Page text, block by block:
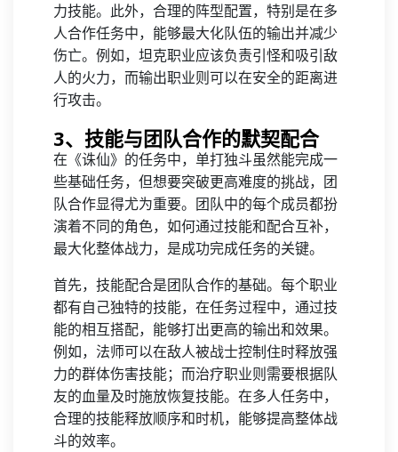
力技能。此外，合理的阵型配置，特别是在多
人合作任务中，能够最大化队伍的输出并减少
伤亡。例如，坦克职业应该负责引怪和吸引敌
人的火力，而输出职业则可以在安全的距离进
行攻击。
3、技能与团队合作的默契配合
在《诛仙》的任务中，单打独斗虽然能完成一
些基础任务，但想要突破更高难度的挑战，团
队合作显得尤为重要。团队中的每个成员都扮
演着不同的角色，如何通过技能和配合互补，
最大化整体战力，是成功完成任务的关键。
首先，技能配合是团队合作的基础。每个职业
都有自己独特的技能，在任务过程中，通过技
能的相互搭配，能够打出更高的输出和效果。
例如，法师可以在敌人被战士控制住时释放强
力的群体伤害技能；而治疗职业则需要根据队
友的血量及时施放恢复技能。在多人任务中，
合理的技能释放顺序和时机，能够提高整体战
斗的效率。